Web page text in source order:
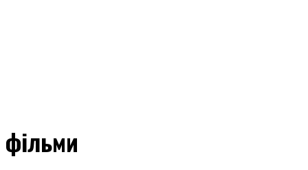
фільми